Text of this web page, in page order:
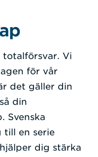
totalförsvar. Vi
för vår
det gäller din
din
Svenska
till en serie
dig stärka